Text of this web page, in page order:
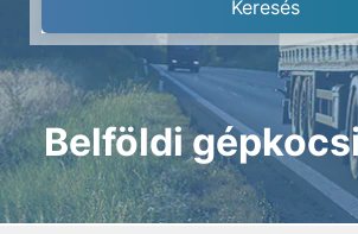
Belföldi